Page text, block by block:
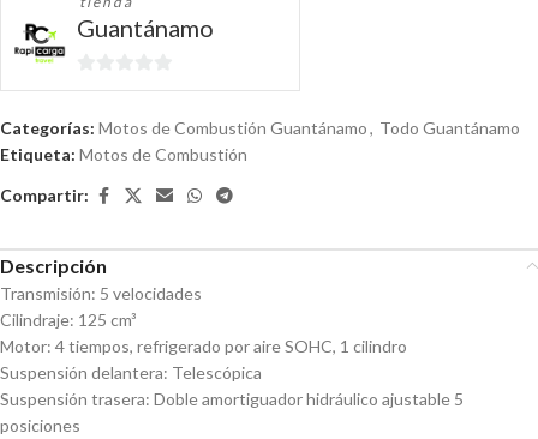
Guantánamo
0
Categorías: Motos de Combustión Guantánamo, Todo Guantánamo
Etiqueta: Motos de Combustión
Compartir:
Descripción
Transmisión: 5 velocidades
Cilindraje: 125 cm³
Motor: 4 tiempos, refrigerado por aire SOHC, 1 cilindro
Suspensión delantera: Telescópica
Suspensión trasera: Doble amortiguador hidráulico ajustable 5
posiciones